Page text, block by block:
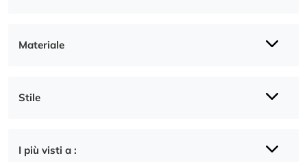
Materiale
Stile
I più visti a :